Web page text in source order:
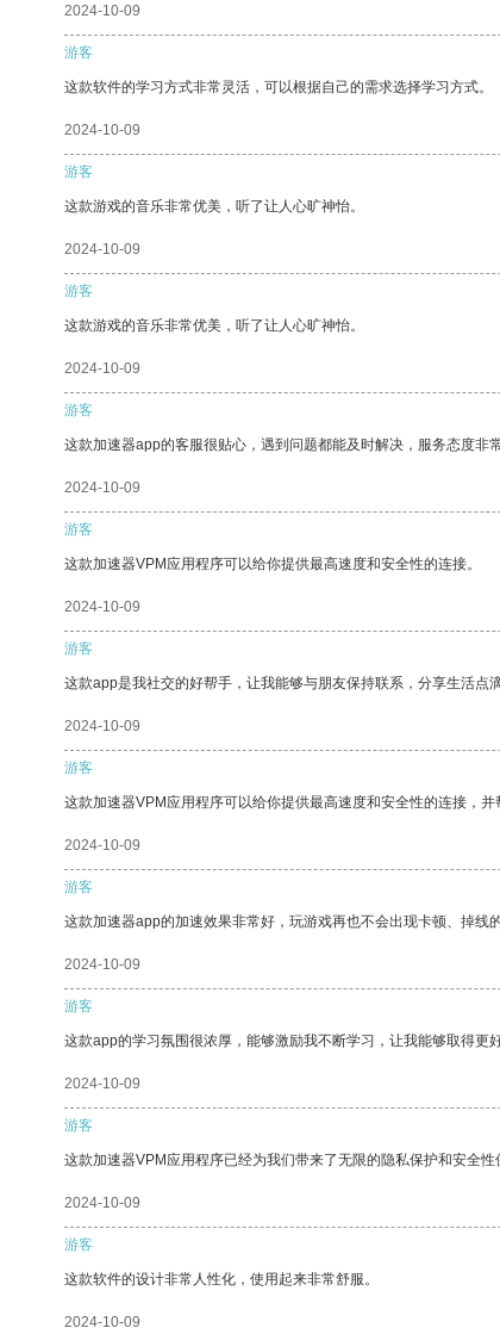
2024-10-09
游客
这款软件的学习方式非常灵活，可以根据自己的需求选择学习方式。
2024-10-09
游客
这款游戏的音乐非常优美，听了让人心旷神怡。
2024-10-09
游客
这款游戏的音乐非常优美，听了让人心旷神怡。
2024-10-09
游客
这款加速器app的客服很贴心，遇到问题都能及时解决，服务态度非常
2024-10-09
游客
这款加速器VPM应用程序可以给你提供最高速度和安全性的连接。
2024-10-09
游客
这款app是我社交的好帮手，让我能够与朋友保持联系，分享生活点滴
2024-10-09
游客
这款加速器VPM应用程序可以给你提供最高速度和安全性的连接，并
2024-10-09
游客
这款加速器app的加速效果非常好，玩游戏再也不会出现卡顿、掉线
2024-10-09
游客
这款app的学习氛围很浓厚，能够激励我不断学习，让我能够取得更好
2024-10-09
游客
这款加速器VPM应用程序已经为我们带来了无限的隐私保护和安全性
2024-10-09
游客
这款软件的设计非常人性化，使用起来非常舒服。
2024-10-09